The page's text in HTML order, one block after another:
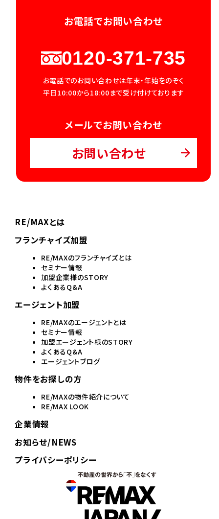
お電話でお問い合わせ
0120-371-735
お電話でのお問い合わせは年末・年始をのぞく
平日10:00から18:00まで受け付けております
メールでお問い合わせ
お問い合わせ
RE/MAXとは
フランチャイズ加盟
RE/MAXのフランチャイズとは
セミナー情報
加盟企業様のSTORY
よくあるQ&A
エージェント加盟
RE/MAXのエージェントとは
セミナー情報
加盟エージェント様のSTORY
よくあるQ&A
エージェントブログ
物件をお探しの方
RE/MAXの物件紹介について
RE/MAX LOOK
企業情報
お知らせ/NEWS
プライバシーポリシー